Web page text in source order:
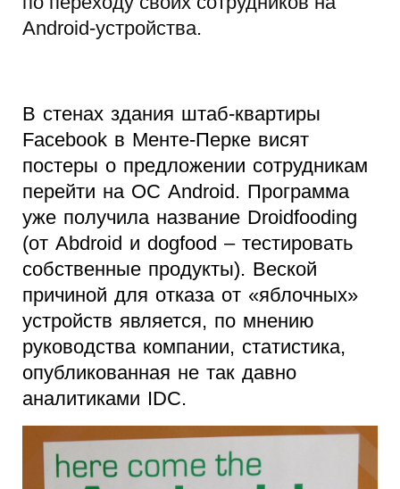
Android-устройства.
В стенах здания штаб-квартиры
Facebook в Менте-Перке висят
постеры о предложении сотрудникам
перейти на ОС Android. Программа
уже получила название Droidfooding
(от Abdroid и dogfood – тестировать
собственные продукты). Веской
причиной для отказа от «яблочных»
устройств является, по мнению
руководства компании, статистика,
опубликованная не так давно
аналитиками IDC.